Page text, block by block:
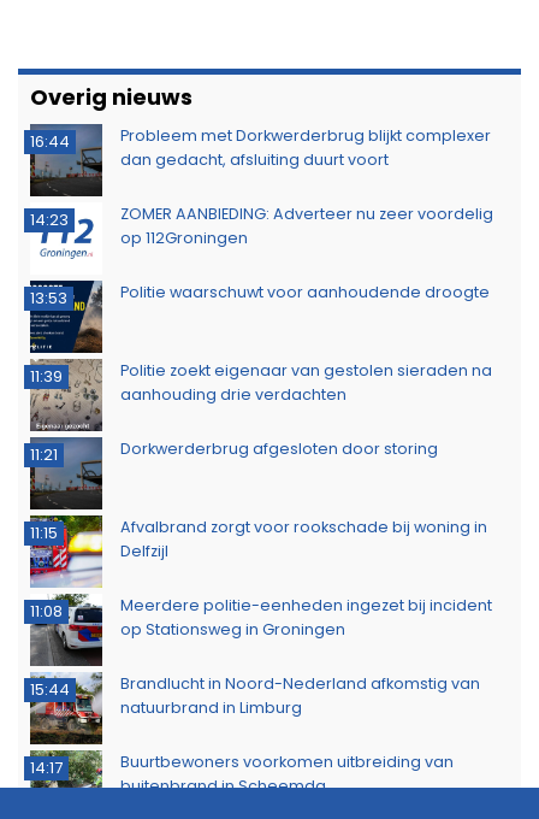
Overig nieuws
16:44
Probleem met Dorkwerderbrug blijkt complexer
dan gedacht, afsluiting duurt voort
14:23
ZOMER AANBIEDING: Adverteer nu zeer voordelig
op 112Groningen
13:53 Politie waarschuwt voor aanhoudende droogte
11:39
Politie zoekt eigenaar van gestolen sieraden na
aanhouding drie verdachten
11:21 Dorkwerderbrug afgesloten door storing
11:15
Afvalbrand zorgt voor rookschade bij woning in
Delfzijl
11:08
Meerdere politie-eenheden ingezet bij incident
op Stationsweg in Groningen
15:44
Brandlucht in Noord-Nederland afkomstig van
natuurbrand in Limburg
14:17
Buurtbewoners voorkomen uitbreiding van
buitenbrand in Scheemda